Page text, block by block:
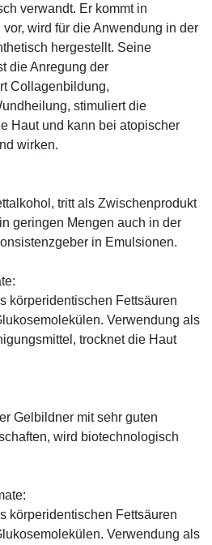
verwandt. Er kommt in
wird für die Anwendung in der
hergestellt. Seine
die Anregung der
Collagenbildung,
stimuliert die
Haut und kann bei atopischer
wirken.
tritt als Zwischenprodukt
geringen Mengen auch in der
in Emulsionen.
körperidentischen Fettsäuren
Verwendung als
trocknet die Haut
Gelbildner mit sehr guten
wird biotechnologisch
körperidentischen Fettsäuren
Verwendung als